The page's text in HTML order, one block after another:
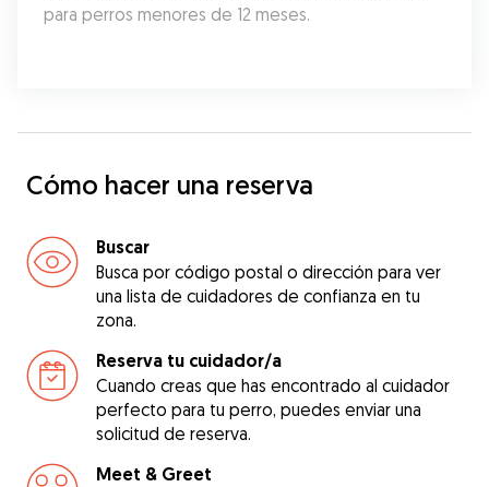
para perros menores de 12 meses.
Cómo hacer una reserva
Buscar
Busca por código postal o dirección para ver
una lista de cuidadores de confianza en tu
zona.
Reserva tu cuidador/a
Cuando creas que has encontrado al cuidador
perfecto para tu perro, puedes enviar una
solicitud de reserva.
Meet & Greet